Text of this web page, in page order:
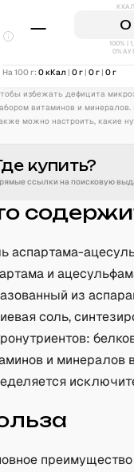
—
ККАЛ
0
100% |
0%
На 100 г: 0кКал | 0г | 0г | 0г
избежать дефицита
витаминов и минералов.
можно настроить, какие
купить?
ссылки на поисковую
аспартама-
и
из
соль,
и минералов